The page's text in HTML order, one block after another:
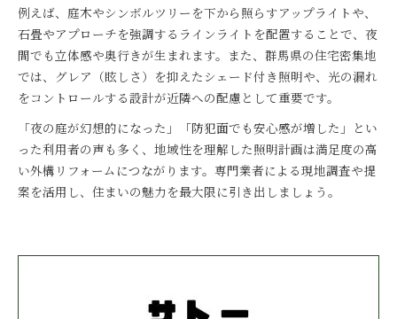
例えば、庭木やシンボルツリーを下から照らすアップライトや、
石畳やアプローチを強調するラインライトを配置することで、夜
間でも立体感や奥行きが生まれます。また、群馬県の住宅密集地
では、グレア（眩しさ）を抑えたシェード付き照明や、光の漏れ
をコントロールする設計が近隣への配慮として重要です。
「夜の庭が幻想的になった」「防犯面でも安心感が増した」とい
った利用者の声も多く、地域性を理解した照明計画は満足度の高
い外構リフォームにつながります。専門業者による現地調査や提
案を活用し、住まいの魅力を最大限に引き出しましょう。